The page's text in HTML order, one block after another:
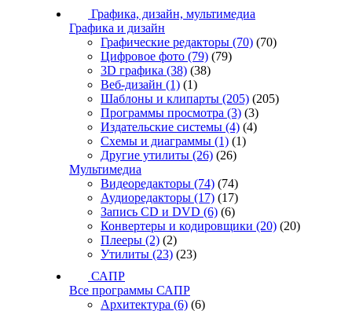
Графика, дизайн, мультимедиа
Графика и дизайн
Графические редакторы (70) (70)
Цифровое фото (79) (79)
3D графика (38) (38)
Веб-дизайн (1) (1)
Шаблоны и клипарты (205) (205)
Программы просмотра (3) (3)
Издательские системы (4) (4)
Схемы и диаграммы (1) (1)
Другие утилиты (26) (26)
Мультимедиа
Видеоредакторы (74) (74)
Аудиоредакторы (17) (17)
Запись CD и DVD (6) (6)
Конвертеры и кодировщики (20) (20)
Плееры (2) (2)
Утилиты (23) (23)
САПР
Все программы САПР
Архитектура (6) (6)